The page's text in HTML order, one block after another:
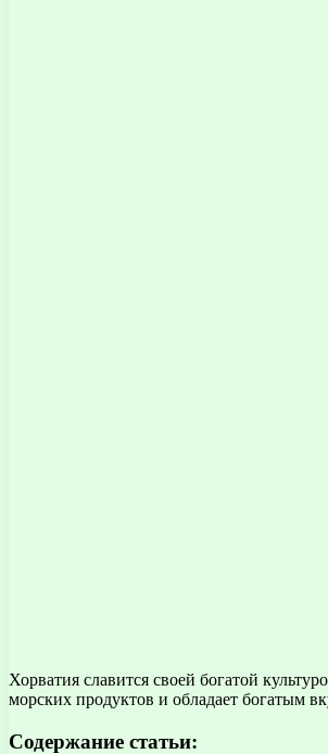
Хорватия славится своей богатой
морских продуктов и обладает богатым
Содержание статьи: